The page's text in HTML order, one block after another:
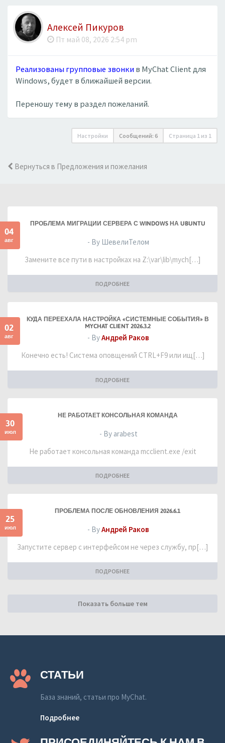
Алексей Пикуров
Пт май 08, 2026 2:54 pm
Реализованы групповые звонкив MyChat Client для
Windows, будет в ближайшей версии.
Переношу тему в раздел пожеланий.
Настройки Сообщений: 6 Страница 1 из 1
Вернуться в Предложения и пожелания
04
авг
ПРОБЛЕМА МИГРАЦИИ СЕРВЕРА С WINDOWS НА UBUNTU
- By ШевелиТелом
Замените все пути в настройках на Z:\var\lib\mych[…]
ПОДРОБНЕЕ
02
авг
КУДА ПЕРЕЕХАЛА НАСТРОЙКА «СИСТЕМНЫЕ СОБЫТИЯ» В
MYCHAT CLIENT 2026.3.2
- ByАндрей Раков
Конечно есть! Система оповщений CTRL+F9 или ищ[…]
ПОДРОБНЕЕ
30
июл
НЕ РАБОТАЕТ КОНСОЛЬНАЯ КОМАНДА
- By arabest
Не работает консольная команда mcclient.exe /exit
ПОДРОБНЕЕ
25
июл
ПРОБЛЕМА ПОСЛЕ ОБНОВЛЕНИЯ 2026.6.1
- ByАндрей Раков
Запустите сервер с интерфейсом не через службу, пр[…]
ПОДРОБНЕЕ
Показать больше тем
СТАТЬИ
База знаний, статьи про MyChat.
Подробнее